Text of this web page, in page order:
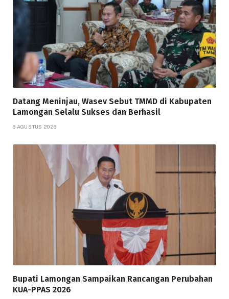
Datang Meninjau, Wasev Sebut TMMD di Kabupaten
Lamongan Selalu Sukses dan Berhasil
6 AGUSTUS 2026
Bupati Lamongan Sampaikan Rancangan Perubahan
KUA-PPAS 2026